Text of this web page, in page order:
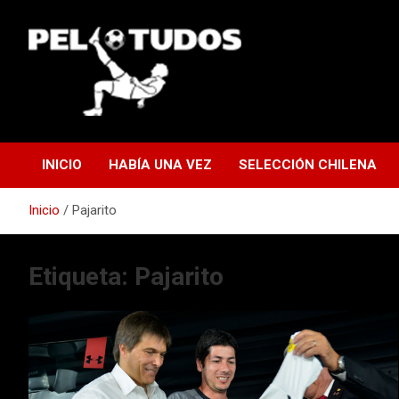
contenido
INICIO HABÍA UNA VEZ SELECCIÓN CHILENA
Inicio Pajarito
Etiqueta: Pajarito